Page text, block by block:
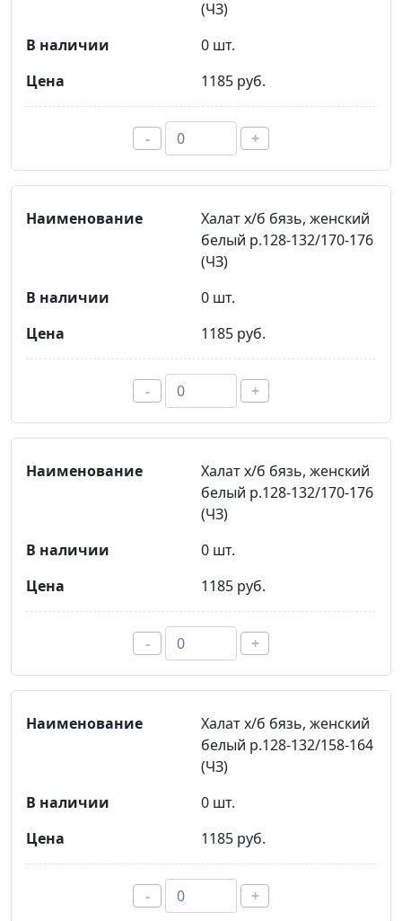
(ЧЗ)
0 шт.
1185 руб.
- +
Халат х/б бязь, женский
белый р.128-132/170-176
(ЧЗ)
0 шт.
1185 руб.
- +
Халат х/б бязь, женский
белый р.128-132/170-176
(ЧЗ)
0 шт.
1185 руб.
- +
Халат х/б бязь, женский
белый р.128-132/158-164
(ЧЗ)
0 шт.
1185 руб.
- +